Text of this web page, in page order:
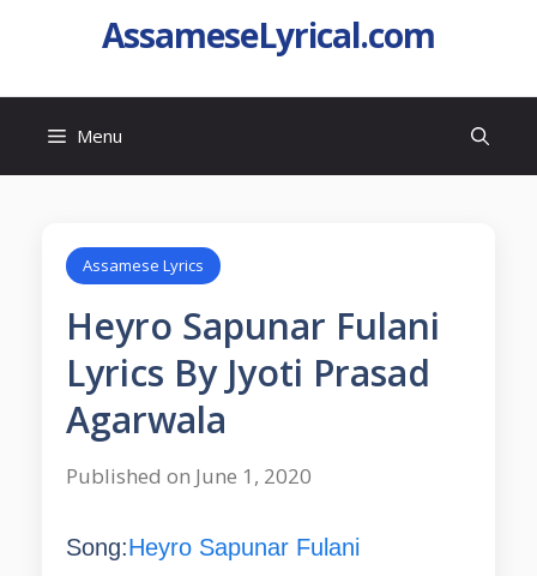
AssameseLyrical.com
Menu
Assamese Lyrics
Heyro Sapunar Fulani
Lyrics By Jyoti Prasad
Agarwala
Published on June 1, 2020
Song:Heyro Sapunar Fulani